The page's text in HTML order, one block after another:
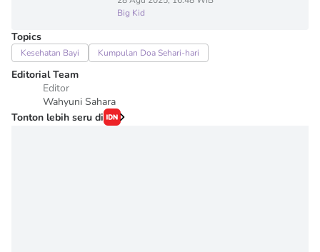
Big Kid
Topics
Kesehatan Bayi Kumpulan Doa Sehari-hari
Editorial Team
Editor
Wahyuni Sahara
Tonton lebih seru di